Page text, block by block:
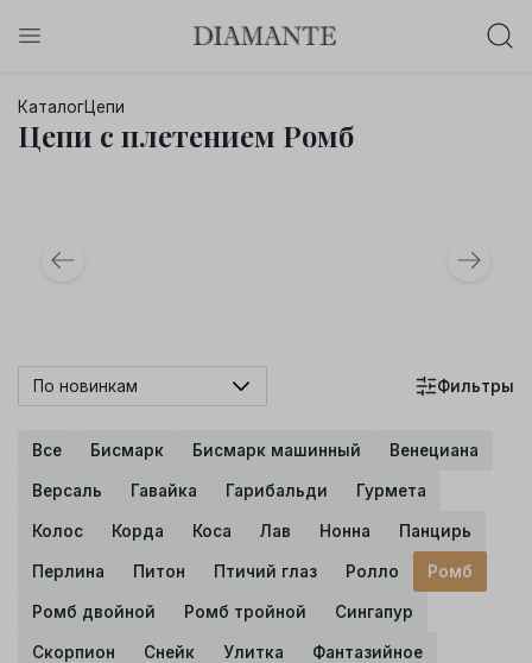
0 : 0 : 0 :
КаталогЦепи
Цепи с плетением Ромб
Все Бисмарк Бисмарк машинный Венециана
Версаль Гавайка Гарибальди Гурмета
Колос Корда Коса Лав Нонна Панцирь
Перлина Питон Птичий глаз Ролло Ромб
Ромб двойной Ромб тройной Сингапур
Скорпион Снейк Улитка Фантазийное
По новинкам Фильтры